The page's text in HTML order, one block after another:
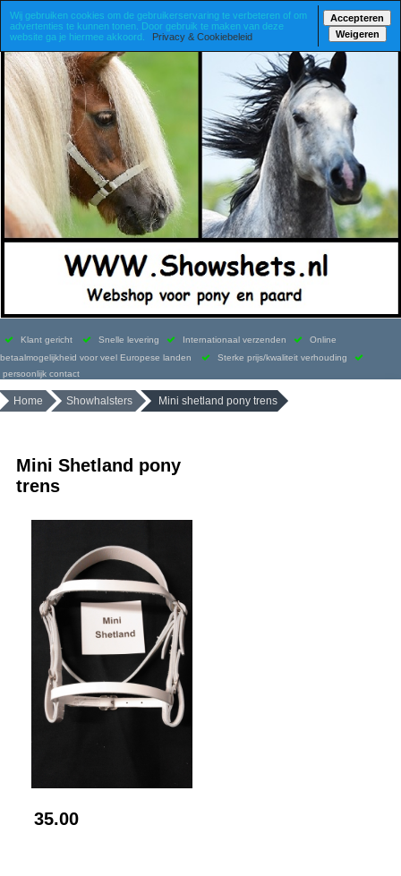
Klant gericht Snelle levering Internationaal verzenden
Online
betaalmogelijkheid voor veel Europese landen
Sterke prijs/kwaliteit verhouding
persoonlijk contact
Home Showhalsters Mini shetland pony trens
Mini Shetland pony
trens
35.00
Wij gebruiken cookies om de gebruikerservaring te verbeteren of om
advertenties te kunnen tonen. Door gebruik te maken van deze
website ga je hiermee akkoord.
Privacy & Cookiebeleid
Accepteren
Weigeren